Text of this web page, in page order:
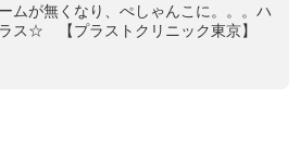
ムが無くなり、ぺしゃんこに。。。ハ
ス☆ 【プラストクリニック東京】